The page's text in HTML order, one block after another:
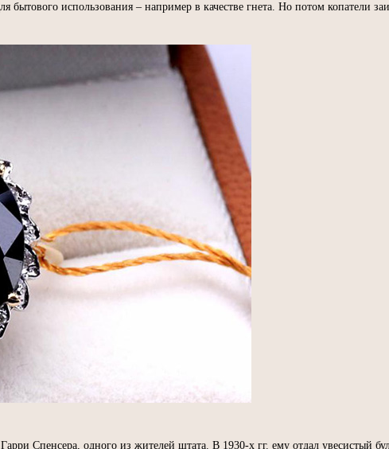
использования – например в качестве гнета. Но потом копатели
Спенсера, одного из жителей штата. В 1930-х гг. ему отдал увесистый